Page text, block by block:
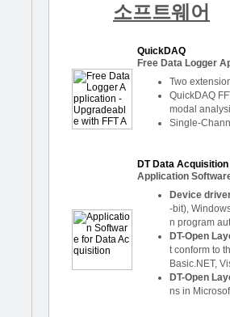
소프트웨어
QuickDAQ
Free Data Logger
Two
QuickDAQ
modal
Single-
DT Data
Application
Device
-bit),
n program
DT-Open
t conform to
Basic.NET,
DT-Open
ns in